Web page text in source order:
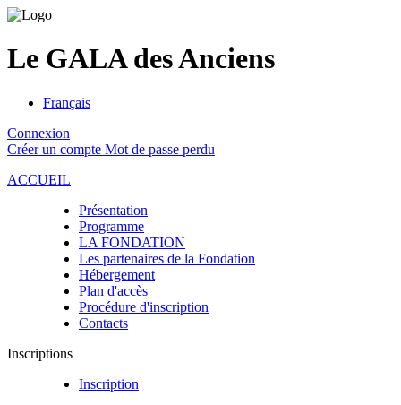
Le GALA des Anciens
Français
Connexion
Créer un compte Mot de passe perdu
ACCUEIL
Présentation
Programme
LA FONDATION
Les partenaires de la Fondation
Hébergement
Plan d'accès
Procédure d'inscription
Contacts
Inscriptions
Inscription